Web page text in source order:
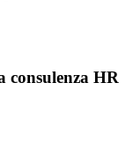
consulenza HR